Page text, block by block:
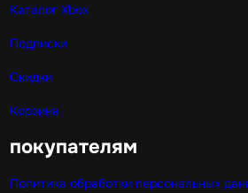
Каталог Xbox
Подписки
Скидки
Корзина
покупателям
Политика обработки персональных